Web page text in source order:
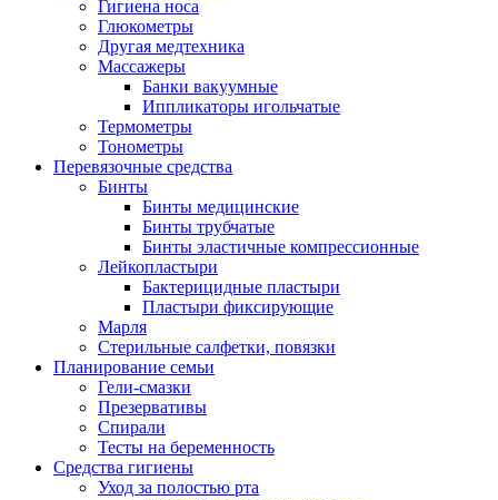
Гигиена носа
Глюкометры
Другая медтехника
Массажеры
Банки вакуумные
Иппликаторы игольчатые
Термометры
Тонометры
Перевязочные средства
Бинты
Бинты медицинские
Бинты трубчатые
Бинты эластичные компрессионные
Лейкопластыри
Бактерицидные пластыри
Пластыри фиксирующие
Марля
Стерильные салфетки, повязки
Планирование семьи
Гели-смазки
Презервативы
Спирали
Тесты на беременность
Средства гигиены
Уход за полостью рта